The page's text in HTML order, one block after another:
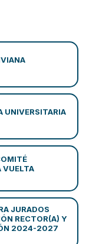
UNIVERSITARIA
VUELTA
JURADOS
RECTOR(A) Y
2024-2027